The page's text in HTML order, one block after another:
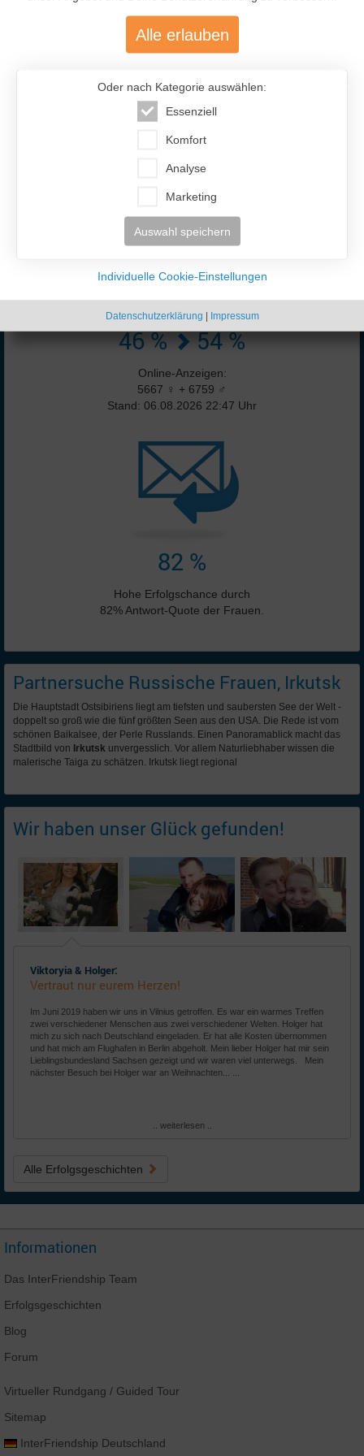
477.200
Über 477.200 aktive Mitglieder
46 % 54 %
Online-Anzeigen:
5667 ♀ + 6759 ♂
Stand: 06.08.2026 22:47 Uhr
82 %
Hohe Erfolgschance durch
82% Antwort-Quote der Frauen.
Partnersuche Russische Frauen, Irkutsk
Die Hauptstadt Ostsibiriens liegt am tiefsten und saubersten See der Welt -
doppelt so groß wie die fünf größten Seen aus den USA. Die Rede ist vom
schönen Baikalsee, der Perle Russlands. Einen Panoramablick macht das
Stadtbild von Irkutsk unvergesslich. Vor allem Naturliebhaber wissen die
malerische Taiga zu schätzen. Irkutsk liegt regional
Wir haben unser Glück gefunden!
Viktoryia & Holger:
Vertraut nur eurem Herzen!
Im Juni 2019 haben wir uns in Vilnius getroffen. Es war ein warmes Treffen
zwei verschiedener Menschen aus zwei verschiedener Welten. Holger hat
mich zu sich nach Deutschland eingeladen. Er hat alle Kosten übernommen
und hat mich am Flughafen in Berlin abgeholt. Mein lieber Holger hat mir sein
Lieblingsbundesland Sachsen gezeigt und wir waren viel unterwegs. Mein
nächster Besuch bei Holger war an Weihnachten... ...
.. weiterlesen ..
Alle Erfolgsgeschichten
Informationen
Das InterFriendship Team
Erfolgsgeschichten
Blog
Forum
Virtueller Rundgang / Guided Tour
Sitemap
InterFriendship Deutschland
Alle erlauben
Oder nach Kategorie auswählen:
Essenziell
Komfort
Analyse
Marketing
Auswahl speichern
Individuelle Cookie-Einstellungen
Datenschutzerklärung | Impressum